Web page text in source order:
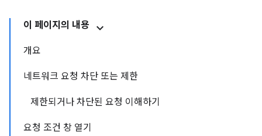
이 페이지의 내용
개요
네트워크 요청 차단 또는 제한
제한되거나 차단된 요청 이해하기
요청 조건 창 열기